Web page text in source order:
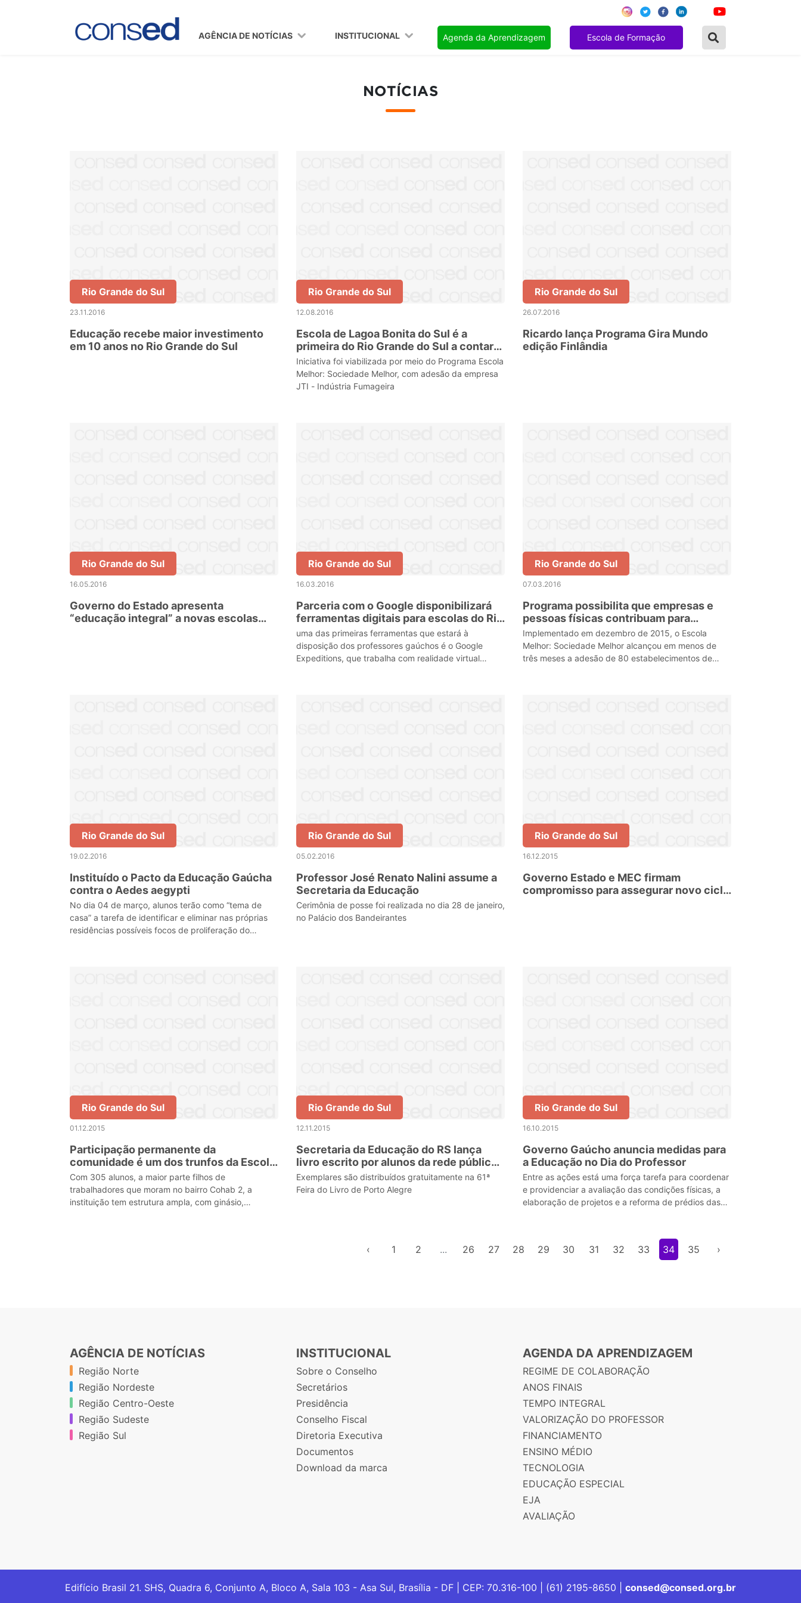
AGÊNCIA DE NOTÍCIAS INSTITUCIONAL Agenda da Aprendizagem Escola de Formação
NOTÍCIAS
Rio Grande do Sul
23.11.2016
Educação recebe maior investimento
em 10 anos no Rio Grande do Sul
Rio Grande do Sul
12.08.2016
Escola de Lagoa Bonita do Sul é a
primeira do Rio Grande do Sul a contar
com painéis de energia fotovoltaica
Iniciativa foi viabilizada por meio do Programa Escola
Melhor: Sociedade Melhor, com adesão da empresa
JTI - Indústria Fumageira
Rio Grande do Sul
26.07.2016
Ricardo lança Programa Gira Mundo
edição Finlândia
Rio Grande do Sul
16.05.2016
Governo do Estado apresenta
“educação integral” a novas escolas
Rio Grande do Sul
16.03.2016
Parceria com o Google disponibilizará
ferramentas digitais para escolas do Rio
Grande do Sul
uma das primeiras ferramentas que estará à
disposição dos professores gaúchos é o Google
Expeditions, que trabalha com realidade virtual
Rio Grande do Sul
07.03.2016
Programa possibilita que empresas e
pessoas físicas contribuam para
melhorias nas escolas estaduais
gaúchas
Implementado em dezembro de 2015, o Escola
Melhor: Sociedade Melhor alcançou em menos de
três meses a adesão de 80 estabelecimentos de
Rio Grande do Sul
19.02.2016
Instituído o Pacto da Educação Gaúcha
contra o Aedes aegypti
No dia 04 de março, alunos terão como “tema de
casa” a tarefa de identificar e eliminar nas próprias
residências possíveis focos de proliferação do
Rio Grande do Sul
05.02.2016
Professor José Renato Nalini assume a
Secretaria da Educação
Cerimônia de posse foi realizada no dia 28 de janeiro,
no Palácio dos Bandeirantes
Rio Grande do Sul
16.12.2015
Governo Estado e MEC firmam
compromisso para assegurar novo ciclo
Rio Grande do Sul
01.12.2015
Participação permanente da
comunidade é um dos trunfos da Escola
Anselmo Luigi Piccoli, uma das
finalistas do PGE
Com 305 alunos, a maior parte filhos de
trabalhadores que moram no bairro Cohab 2, a
instituição tem estrutura ampla, com ginásio,
Rio Grande do Sul
12.11.2015
Secretaria da Educação do RS lança
livro escrito por alunos da rede pública
estadual
Exemplares são distribuídos gratuitamente na 61ª
Feira do Livro de Porto Alegre
Rio Grande do Sul
16.10.2015
Governo Gaúcho anuncia medidas para
a Educação no Dia do Professor
Entre as ações está uma força tarefa para coordenar
e providenciar a avaliação das condições físicas, a
elaboração de projetos e a reforma de prédios das
‹ 1 2 ... 26 27 28 29 30 31 32 33 34 35 ›
AGÊNCIA DE NOTÍCIAS
Região Norte
Região Nordeste
Região Centro-Oeste
Região Sudeste
Região Sul
INSTITUCIONAL
Sobre o Conselho
Secretários
Presidência
Conselho Fiscal
Diretoria Executiva
Documentos
Download da marca
AGENDA DA APRENDIZAGEM
REGIME DE COLABORAÇÃO
ANOS FINAIS
TEMPO INTEGRAL
VALORIZAÇÃO DO PROFESSOR
FINANCIAMENTO
ENSINO MÉDIO
TECNOLOGIA
EDUCAÇÃO ESPECIAL
EJA
AVALIAÇÃO
Edifício Brasil 21. SHS, Quadra 6, Conjunto A, Bloco A, Sala 103 - Asa Sul, Brasília - DF | CEP: 70.316-100 | (61) 2195-8650 | consed@consed.org.br